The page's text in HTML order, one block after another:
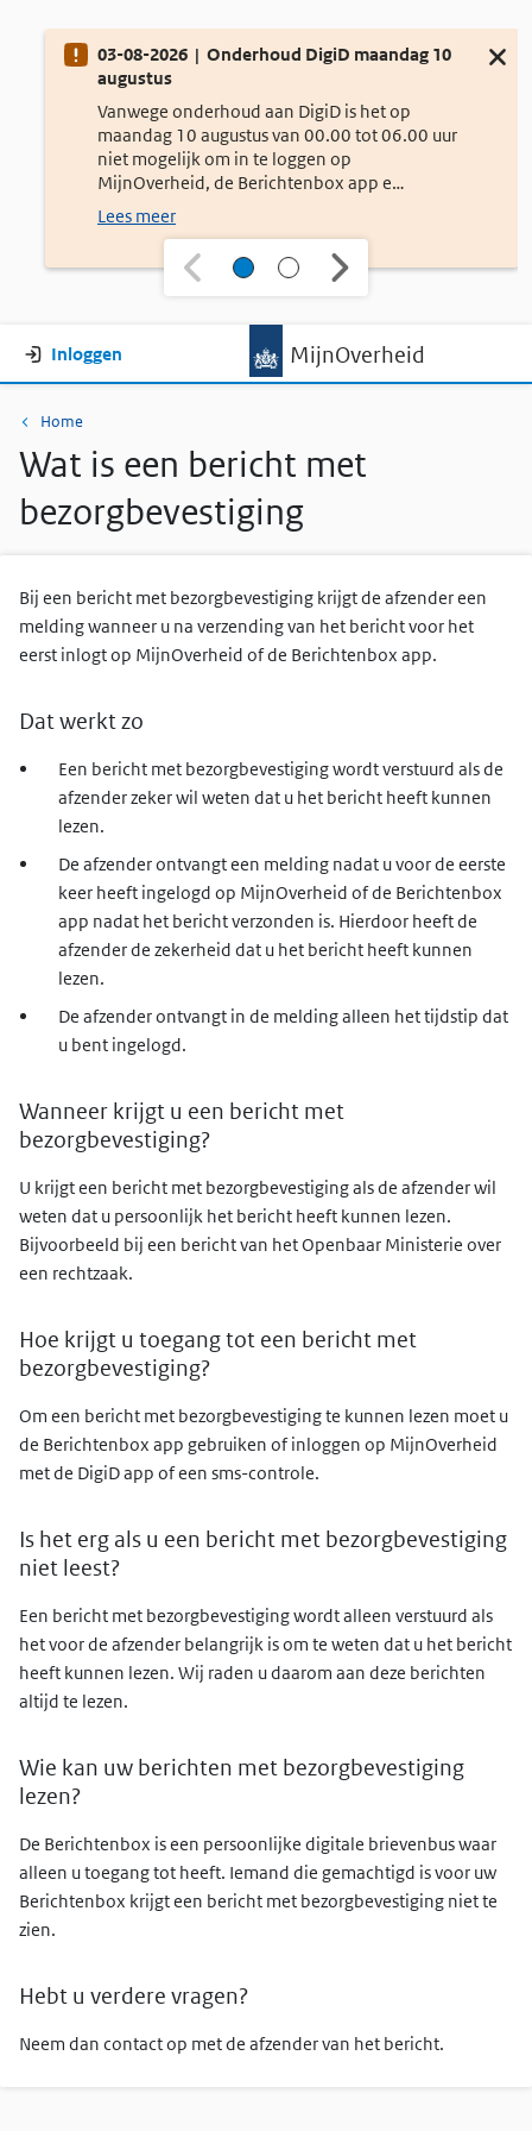
Onderhoud
03-08-2026 | Onderhoud DigiD maandag 10
augustus
Vanwege onderhoud aan DigiD is het op
maandag 10 augustus van 00.00 tot 06.00 uur
niet mogelijk om in te loggen op
MijnOverheid, de Berichtenbox app e…
Lees meer
Sluit
MijnOverheid
Gebruikersmenu
Inloggen
Kruimelpad
Home
Wat is een bericht met
bezorgbevestiging
Bij een bericht met bezorgbevestiging krijgt de afzender een
melding wanneer u na verzending van het bericht voor het
eerst inlogt op MijnOverheid of de Berichtenbox app.
Dat werkt zo
Een bericht met bezorgbevestiging wordt verstuurd als de
afzender zeker wil weten dat u het bericht heeft kunnen
lezen.
De afzender ontvangt een melding nadat u voor de eerste
keer heeft ingelogd op MijnOverheid of de Berichtenbox
app nadat het bericht verzonden is. Hierdoor heeft de
afzender de zekerheid dat u het bericht heeft kunnen
lezen.
De afzender ontvangt in de melding alleen het tijdstip dat
u bent ingelogd.
Wanneer krijgt u een bericht met
bezorgbevestiging?
U krijgt een bericht met bezorgbevestiging als de afzender wil
weten dat u persoonlijk het bericht heeft kunnen lezen.
Bijvoorbeeld bij een bericht van het Openbaar Ministerie over
een rechtzaak.
Hoe krijgt u toegang tot een bericht met
bezorgbevestiging?
Om een bericht met bezorgbevestiging te kunnen lezen moet u
de Berichtenbox app gebruiken of inloggen op MijnOverheid
met de DigiD app of een sms-controle.
Is het erg als u een bericht met bezorgbevestiging
niet leest?
Een bericht met bezorgbevestiging wordt alleen verstuurd als
het voor de afzender belangrijk is om te weten dat u het bericht
heeft kunnen lezen. Wij raden u daarom aan deze berichten
altijd te lezen.
Wie kan uw berichten met bezorgbevestiging
lezen?
De Berichtenbox is een persoonlijke digitale brievenbus waar
alleen u toegang tot heeft. Iemand die gemachtigd is voor uw
Berichtenbox krijgt een bericht met bezorgbevestiging niet te
zien.
Hebt u verdere vragen?
Neem dan contact op met de afzender van het bericht.